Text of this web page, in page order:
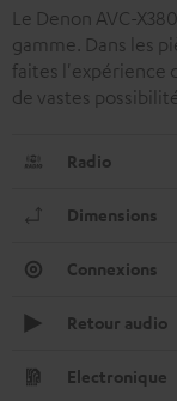
Le Denon AVC-
gamme. Dans les
faites l'expérience
de vastes
Radio
Dimensions
Connexions
Retour audio
Electronique